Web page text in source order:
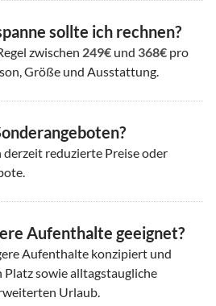
sollte ich rechnen?
zwischen 249€ und 368€ pro
Größe und Ausstattung.
reduzierte Preise oder
Aufenthalte geeignet?
Aufenthalte konzipiert und
sowie alltagstaugliche
Urlaub.